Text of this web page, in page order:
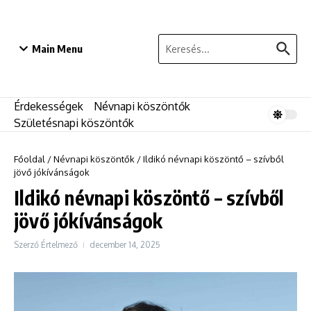
Main Menu
Keresés:
Érdekességek
Névnapi köszöntők
Születésnapi köszöntők
Főoldal /Névnapi köszöntők /Ildikó névnapi köszöntő – szívből
jövő jókívánságok
Ildikó névnapi köszöntő – szívből
jövő jókívánságok
Szerző Értelmező december 14, 2025